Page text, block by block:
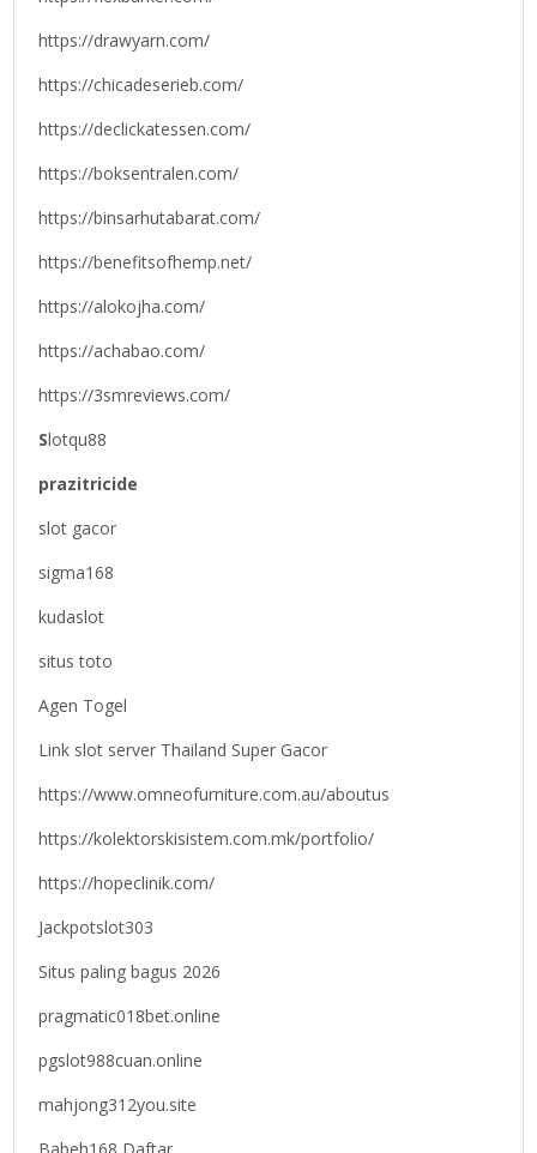
https://drawyarn.com/
https://chicadeserieb.com/
https://declickatessen.com/
https://boksentralen.com/
https://binsarhutabarat.com/
https://benefitsofhemp.net/
https://alokojha.com/
https://achabao.com/
https://3smreviews.com/
Slotqu88
prazitricide
slot gacor
sigma168
kudaslot
situs toto
Agen Togel
Link slot server Thailand Super Gacor
https://www.omneofurniture.com.au/aboutus
https://kolektorskisistem.com.mk/portfolio/
https://hopeclinik.com/
Jackpotslot303
Situs paling bagus 2026
pragmatic018bet.online
pgslot988cuan.online
mahjong312you.site